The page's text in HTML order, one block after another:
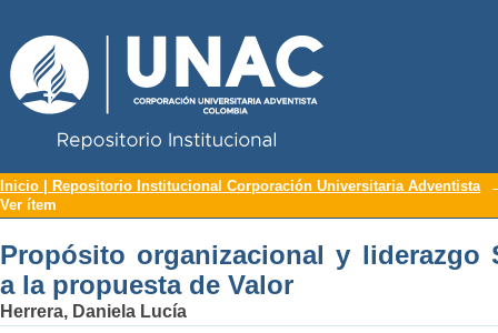
Propósito organizacional y liderazgo
Inicio | Repositorio Institucional Corporación Universitaria Adventista
Ver ítem
Propósito organizacional y liderazgo
a la propuesta de Valor
Herrera, Daniela Lucía